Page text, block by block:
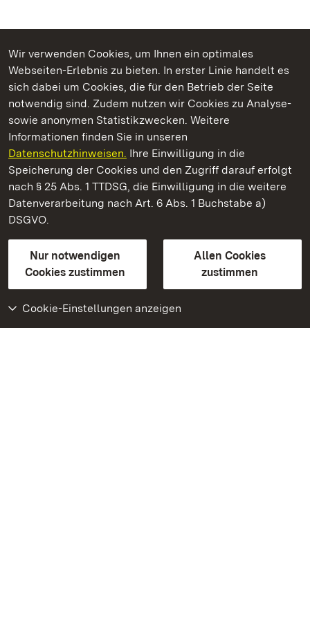
Wir verwenden Cookies, um Ihnen ein optimales
Webseiten-Erlebnis zu bieten. In erster Linie handelt es
sich dabei um Cookies, die für den Betrieb der Seite
notwendig sind. Zudem nutzen wir Cookies zu Analyse-
sowie anonymen Statistikzwecken. Weitere
Informationen finden Sie in unseren
Datenschutzhinweisen. Ihre Einwilligung in die
Speicherung der Cookies und den Zugriff darauf erfolgt
nach § 25 Abs. 1 TTDSG, die Einwilligung in die weitere
Datenverarbeitung nach Art. 6 Abs. 1 Buchstabe a)
DSGVO.
Nur notwendigen
Cookies zustimmen
Allen Cookies
zustimmen
Cookie-Einstellungen anzeigen
Kommen. Staunen. Genießen.
Staatliche Schlösser und Gärten Baden‑Württemberg
Staatliche Schlösser und Gärten Baden-Württemberg
Kontakt
GebärdenspracheLeichte Sprache
Erklärung zur Barrierefreiheit
BITV-konform (geprüfte Seiten)
Weiteres